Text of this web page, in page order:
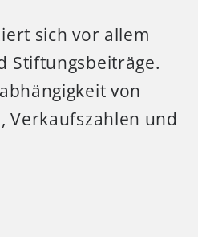
sich vor allem
Stiftungsbeiträge.
von
Verkaufszahlen und